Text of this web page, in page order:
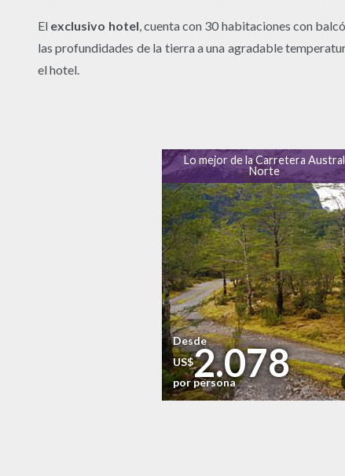
El exclusivo hotel, cuenta con 30 habitaciones con
las profundidades de la tierra a una agradable
el hotel.
Lo mejor de la Carretera Austral
Norte
Desde
US$2.078
por persona